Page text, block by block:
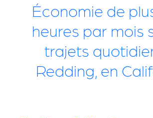
Économie de
heures par mois
trajets
Redding, en